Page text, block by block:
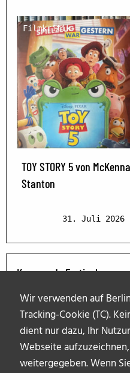
Wir verwenden auf
Tracking-Cookie (TC).
dient nur dazu, Ihr
Webseite
weitergegeben. Wenn
Filmkritik
TOY STORY 5 von
Stanton
31. Juli 2026
Kommende Festivals